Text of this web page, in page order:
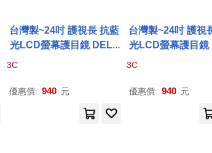
台灣製~24吋 護視長 抗藍
光LCD螢幕護目鏡 DELL
3C
優惠價: 940 元
台灣製~24吋 護視
光LCD螢幕護目
3C
優惠價: 940 元